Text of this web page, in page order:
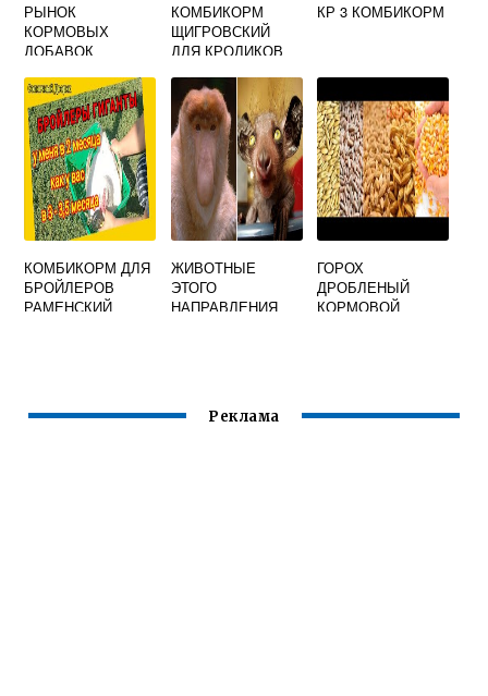
РЫНОК
КОРМОВЫХ
ДОБАВОК
КОМБИКОРМ
ЩИГРОВСКИЙ
ДЛЯ КРОЛИКОВ
КР 3 КОМБИКОРМ
КОМБИКОРМ ДЛЯ
БРОЙЛЕРОВ
РАМЕНСКИЙ
ЖИВОТНЫЕ
ЭТОГО
НАПРАВЛЕНИЯ
ГОРОХ
ДРОБЛЕНЫЙ
КОРМОВОЙ
Реклама